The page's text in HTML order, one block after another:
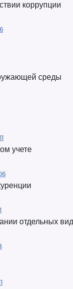
коррупции
среды
учете
отдельных